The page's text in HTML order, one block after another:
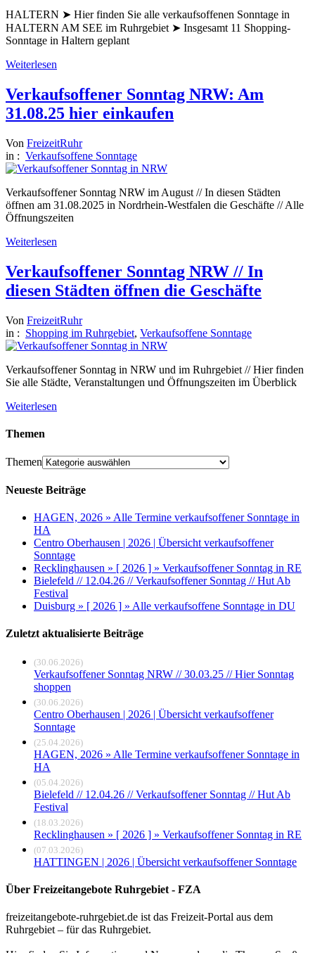
HALTERN ➤ Hier finden Sie alle verkaufsoffenen Sonntage in
HALTERN AM SEE im Ruhrgebiet ➤ Insgesamt 11 Shopping-
Sonntage in Haltern geplant
Weiterlesen
Verkaufsoffener Sonntag NRW: Am
31.08.25 hier einkaufen
Von FreizeitRuhr
in : Verkaufsoffene Sonntage
Verkaufsoffener Sonntag NRW im August // In diesen Städten
öffnen am 31.08.2025 in Nordrhein-Westfalen die Geschäfte // Alle
Öffnungszeiten
Weiterlesen
Verkaufsoffener Sonntag NRW // In
diesen Städten öffnen die Geschäfte
Von FreizeitRuhr
in : Shopping im Ruhrgebiet, Verkaufsoffene Sonntage
Verkaufsoffener Sonntag in NRW und im Ruhrgebiet // Hier finden
Sie alle Städte, Veranstaltungen und Öffnungszeiten im Überblick
Weiterlesen
Themen
Themen
Neueste Beiträge
HAGEN, 2026 » Alle Termine verkaufsoffener Sonntage in
HA
Centro Oberhausen | 2026 | Übersicht verkaufsoffener
Sonntage
Recklinghausen » [ 2026 ] » Verkaufsoffener Sonntag in RE
Bielefeld // 12.04.26 // Verkaufsoffener Sonntag // Hut Ab
Festival
Duisburg » [ 2026 ] » Alle verkaufsoffene Sonntage in DU
Zuletzt aktualisierte Beiträge
(30.06.2026)
Verkaufsoffener Sonntag NRW // 30.03.25 // Hier Sonntag
shoppen
(30.06.2026)
Centro Oberhausen | 2026 | Übersicht verkaufsoffener
Sonntage
(25.04.2026)
HAGEN, 2026 » Alle Termine verkaufsoffener Sonntage in
HA
(05.04.2026)
Bielefeld // 12.04.26 // Verkaufsoffener Sonntag // Hut Ab
Festival
(18.03.2026)
Recklinghausen » [ 2026 ] » Verkaufsoffener Sonntag in RE
(07.03.2026)
HATTINGEN | 2026 | Übersicht verkaufsoffener Sonntage
Über Freizeitangebote Ruhrgebiet - FZA
freizeitangebote-ruhrgebiet.de ist das Freizeit-Portal aus dem
Ruhrgebiet – für das Ruhrgebiet.